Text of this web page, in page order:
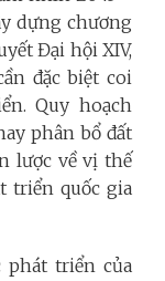
dựng chương
Đại hội XIV,
đặc biệt coi
Quy hoạch
phân bổ đất
lược về vị thế
triển quốc gia
triển của